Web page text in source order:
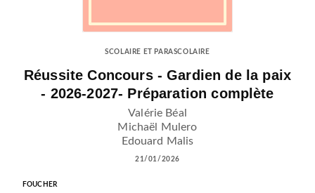
SCOLAIRE ET PARASCOLAIRE
Réussite Concours - Gardien de la paix
- 2026-2027- Préparation complète
Valérie Béal
Michaël Mulero
Edouard Malis
21/01/2026
FOUCHER